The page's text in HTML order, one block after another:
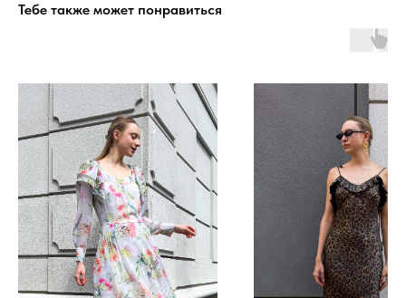
Тебе также может понравиться